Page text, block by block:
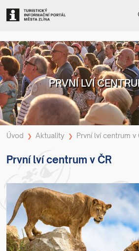
PRVNÍ LVÍ
Úvod ❯ Aktuality ❯ První lví centrum v
První lví centrum v ČR